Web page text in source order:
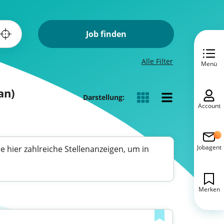
Job finden
Alle Filter
Darstellung:
hier zahlreiche Stellenanzeigen, um in
Menü
Account
Jobagent
Merken